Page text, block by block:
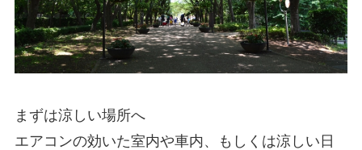
まずは涼しい場所へ
エアコンの効いた室内や車内、もしくは涼しい日